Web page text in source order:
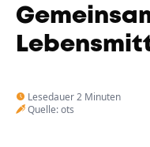
Fotobox
Amphibienschutz
Programm
Service
Podcast
Handwerker
Lesedauer 2 Minuten
Quelle: ots